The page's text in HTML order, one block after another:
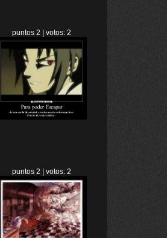
puntos 2 | votos: 2
puntos 2 | votos: 2